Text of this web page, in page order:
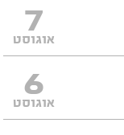
7
אוגוסט
6
אוגוסט